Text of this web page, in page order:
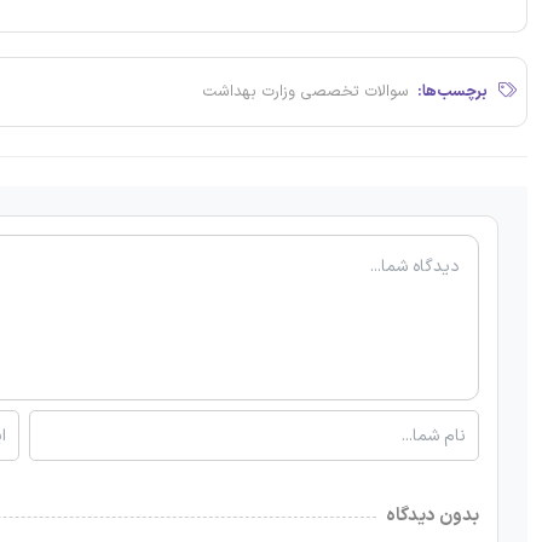
برچسب‌ها: سوالات تخصصی وزارت بهداشت
بدون دیدگاه